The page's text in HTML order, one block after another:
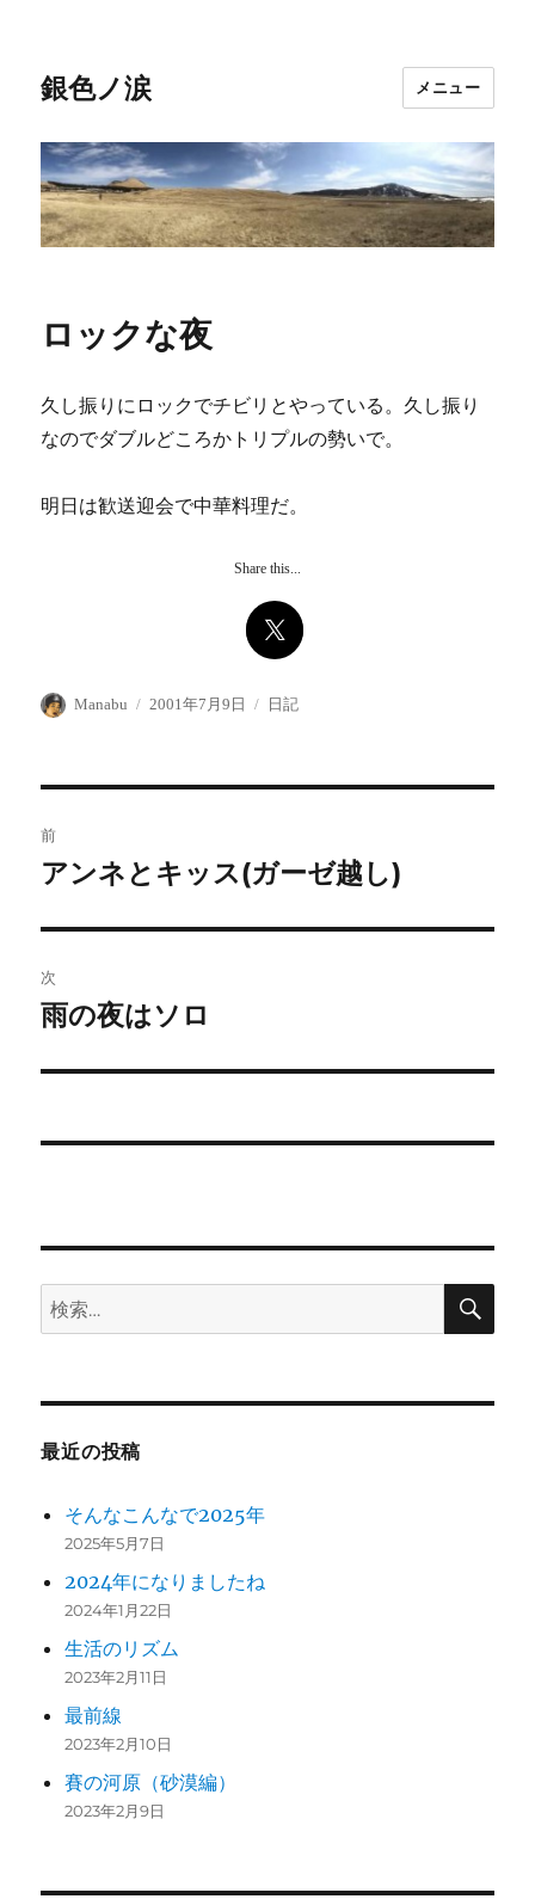
銀色ノ涙 メニュー
ロックな夜
久し振りにロックでチビリとやっている。久し振り
なのでダブルどころかトリプルの勢いで。
明日は歓送迎会で中華料理だ。
Share this...
投
Manabu
投
2001年7月9日
カ
日記
稿
ビ
ゲ
ー
前
前
投
稿:
アンネとキッス(ガーゼ越し)
次
次
投
雨の夜はソロ
検
索:
検
最近の投稿
そんなこんなで2025年
2025年5月7日
2024年になりましたね
2024年1月22日
生活のリズム
2023年2月11日
最前線
2023年2月10日
賽の河原（砂漠編）
2023年2月9日